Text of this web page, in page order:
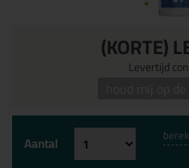
(KORTE)
Levertijd
Aantal